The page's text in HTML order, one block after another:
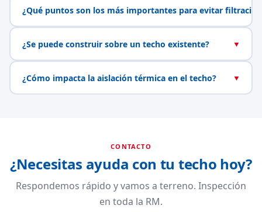
¿Qué puntos son los más importantes para evitar
¿Se puede construir sobre un techo existente? ▼
¿Cómo impacta la aislación térmica en el techo? ▼
CONTACTO
¿Necesitas ayuda con tu techo hoy?
Respondemos rápido y vamos a terreno. Inspección
en toda la RM.